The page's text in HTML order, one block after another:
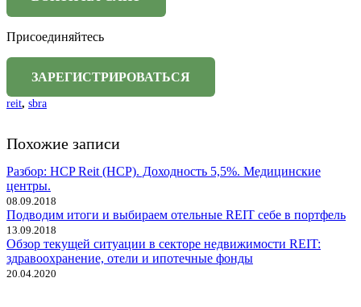
Присоединяйтесь
reit, sbra
Похожие записи
Разбор: HCP Reit (HCP). Доходность 5,5%. Медицинские
центры.
08.09.2018
Подводим итоги и выбираем отельные REIT себе в портфель
13.09.2018
Обзор текущей ситуации в секторе недвижимости REIT:
здравоохранение, отели и ипотечные фонды
20.04.2020